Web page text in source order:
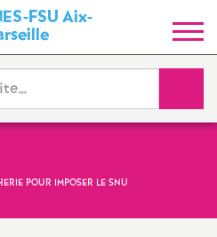
FSU Aix-
y
n
d
i
POUR IMPOSER LE SNU